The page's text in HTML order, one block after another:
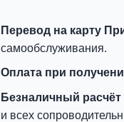
Перевод на карту
самообслуживания.
Оплата при
Безналичный расчёт
и всех